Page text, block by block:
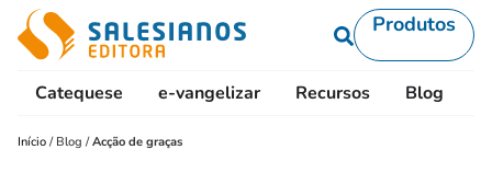
Produtos
Catequese e-vangelizar Recursos Blog
Início / Blog /Acção de graças